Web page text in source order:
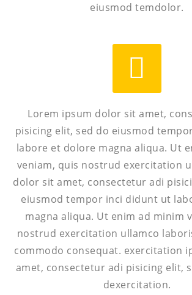
eiusmod temdolor.


Lorem ipsum dolor sit amet,
pisicing elit, sed do eiusmod
labore et dolore magna aliqua. Ut
veniam, quis nostrud exercitation
dolor sit amet, consectetur adi
eiusmod tempor inci didunt ut
magna aliqua. Ut enim ad minim
nostrud exercitation ullamco
commodo consequat. exercitation
amet, consectetur adi pisicing elit,
dexercitation.